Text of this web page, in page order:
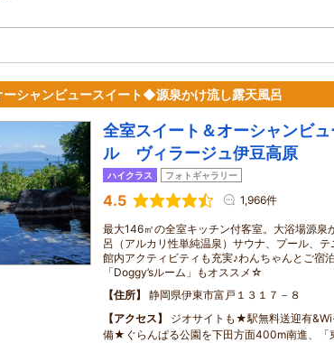
シャンビュースイート◆源泉かけ流し露天風呂
全室スイート＆オーシャンビ
ル ヴィラージュ伊豆高原
ハイクラス フォトギャラリー
4.5 1,966件
最大146㎡の全室キッチン付客室。大浴場源泉
呂（アルカリ性単純温泉）サウナ、プール、
館内アクティビティも充実♪わんちゃんとご宿
「Doggy’sルーム」もオススメ☆
住所
静岡県伊東市富戸１３１７－８
アクセス
ジオサイトも★駅無料送迎有
備★ぐらんぱる公園を下田方面400m南進、「